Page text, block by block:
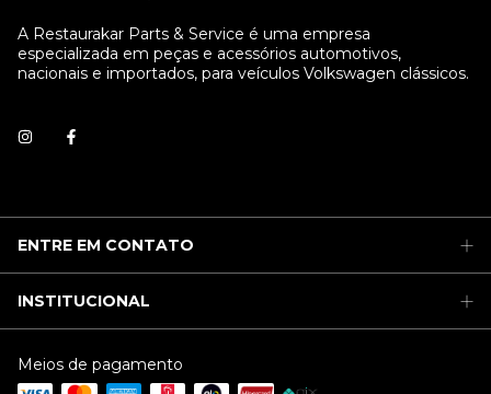
A Restaurakar Parts & Service é uma empresa
especializada em peças e acessórios automotivos,
nacionais e importados, para veículos Volkswagen clássicos.
ENTRE EM CONTATO
INSTITUCIONAL
Meios de pagamento